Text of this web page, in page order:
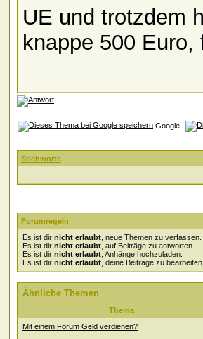
UE und trotzdem
knappe 500 Euro,
Google
Stichworte
-
Forumregeln
Es ist dir nicht erlaubt , neue Themen zu verfassen.
Es ist dir nicht erlaubt , auf Beiträge zu antworten.
Es ist dir nicht erlaubt , Anhänge hochzuladen.
Es ist dir nicht erlaubt , deine Beiträge zu bearbeiten.
Ähnliche Themen
Thema
Mit einem Forum Geld verdienen?